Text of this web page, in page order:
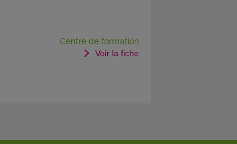
Centre de formation
Voir la fiche